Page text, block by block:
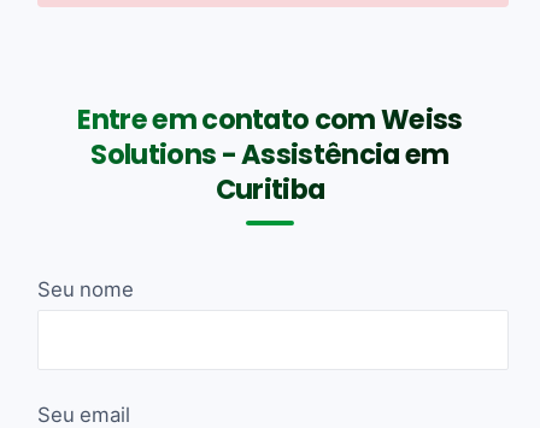
Entre em contato com Weiss
Solutions - Assistência em
Curitiba
Seu nome
Seu email